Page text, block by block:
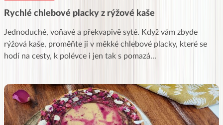
Rychlé chlebové placky z rýžové kaše
Jednoduché, voňavé a překvapivě syté. Když vám zbyde
rýžová kaše, proměňte ji v měkké chlebové placky, které se
hodí na cesty, k polévce i jen tak s pomazá...